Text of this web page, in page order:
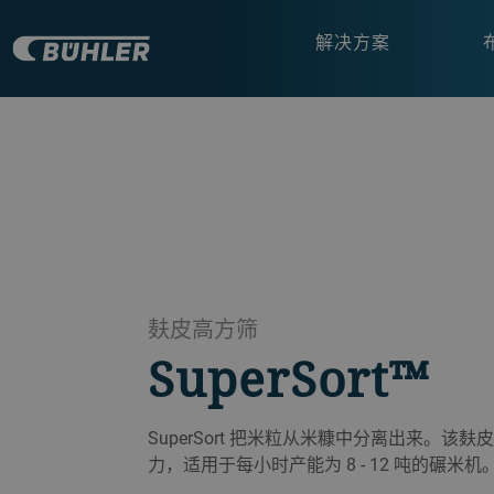
解决方案
麸皮高方筛
SuperSort™
SuperSort 把米粒从米糠中分离出来。该麸
力，适用于每小时产能为 8 - 12 吨的碾米机